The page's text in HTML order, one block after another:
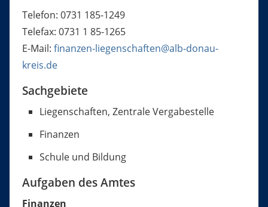
Telefon: 0731 185-1249
Telefax: 0731 1 85-1265
E-Mail: finanzen-liegenschaften@alb-donau-
kreis.de
Sachgebiete
Liegenschaften, Zentrale Vergabestelle
Finanzen
Schule und Bildung
Aufgaben des Amtes
Finanzen